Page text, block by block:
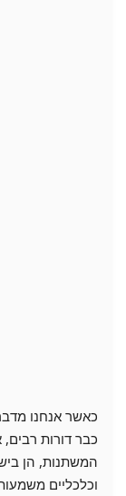
כאשר אנחנו
כבר דורות רבים,
המשתנות, הן
וכלכליים